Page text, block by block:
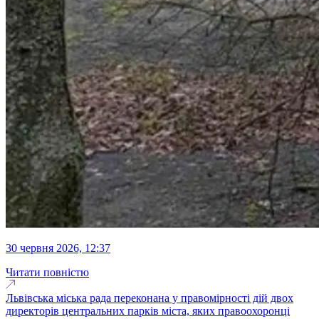
30 червня 2026, 12:37
Читати повністю
Львівська міська рада переконана у правомірності дій двох
директорів центральних парків міста, яких правоохоронці